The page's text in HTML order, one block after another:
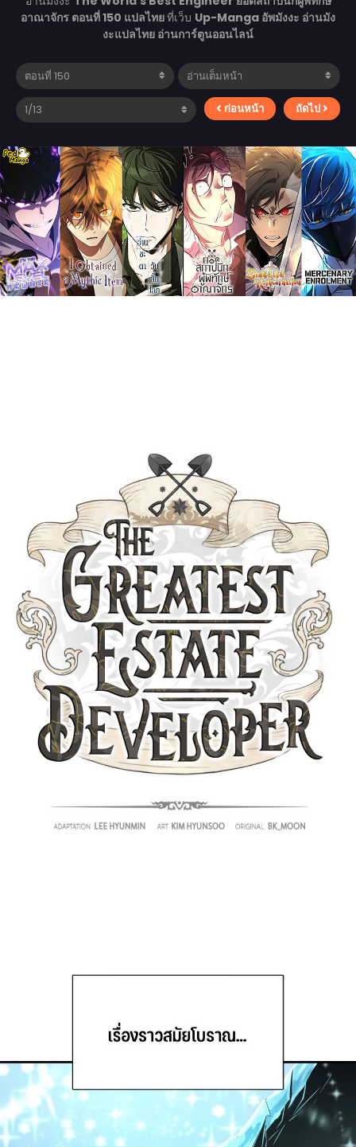
อาณาจักร ตอนที่ 150 แปลไทยที่เว็บ Up-Manga อัพมังงะ อ่านมัง
งะแปลไทย อ่านการ์ตูนออนไลน์
ก่อนหน้า ถัดไป